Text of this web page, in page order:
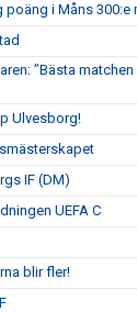
i Måns 300:e
”Bästa
Ulvesborg!
IF (DM)
UEFA C
blir fler!